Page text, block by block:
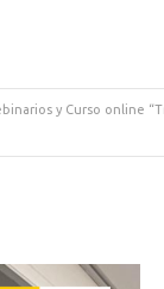
y Curso online